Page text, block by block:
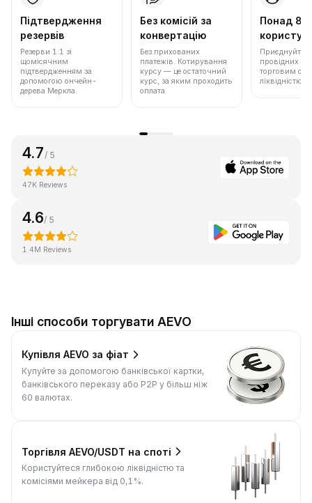
Підтвердження
резервів
Резерви 1:1 зі
щомісячним
підтвердженням за
допомогою ончейн-
дерева Меркла.
Без комісій за
конвертацію
Без прихованих
платежів. Котирування
курсу — це остаточний
курс, за яким проходить
оплата.
Понад 86
Приєднуйтеся
провідних
торговим
ліквідністю.
4.7/ 5
47K Reviews
4.6/ 5
1.4M Reviews
Інші способи торгувати AEVO
Купівля AEVO за фіат
Купуйте за допомогою банківської картки,
банківського переказу або P2P у більш ніж
60 валютах.
Торгівля AEVO/USDT на споті
Користуйтеся глибокою ліквідністю та
комісіями мейкера від 0,1%.